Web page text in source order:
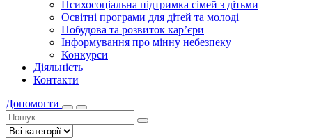
Психосоціальна підтримка сімей з дітьми
Освітні програми для дітей та молоді
Побудова та розвиток кар’єри
Інформування про мінну небезпеку
Конкурси
Діяльність
Контакти
Допомогти